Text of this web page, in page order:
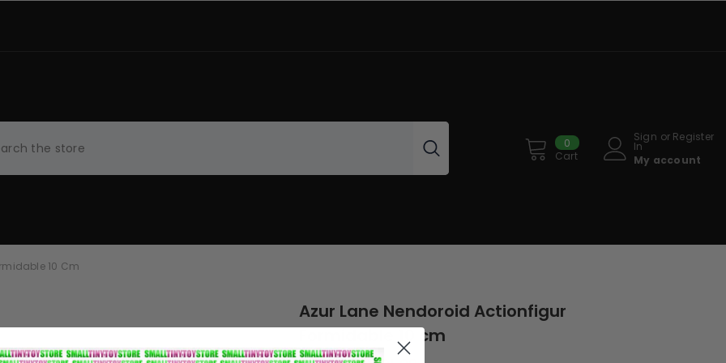
0
items
Cart
Sign
In
or Register
My account
10 Cm
Azur Lane Nendoroid Actionfigur
Formidable 10 cm